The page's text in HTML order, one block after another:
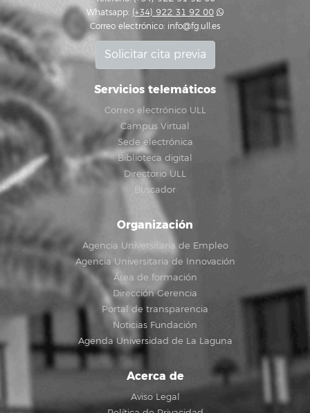
Whatsapp: (+34) 922 31 92 00
Correo electrónico: info@fg.ull.es
Solicitar cita previa
Servicios telemáticos
Correo electrónico ULL
Campus Virtual
Sede electrónica
Biblioteca digital
Directorio ULL
Buscador
Organización
Agencia Universitaria de Empleo
Agencia Universitaria de Innovación
Área de formación
Dirección Gerencia
Portal de transparencia
Noticias Fundación
Agenda Universidad de La Laguna
Acerca de
Aviso Legal